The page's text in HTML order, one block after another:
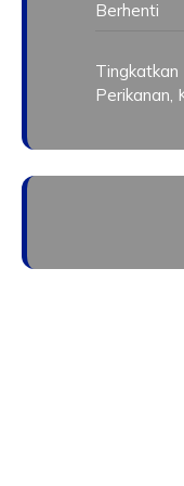
Berhenti
Tingkatkan
Perikanan,